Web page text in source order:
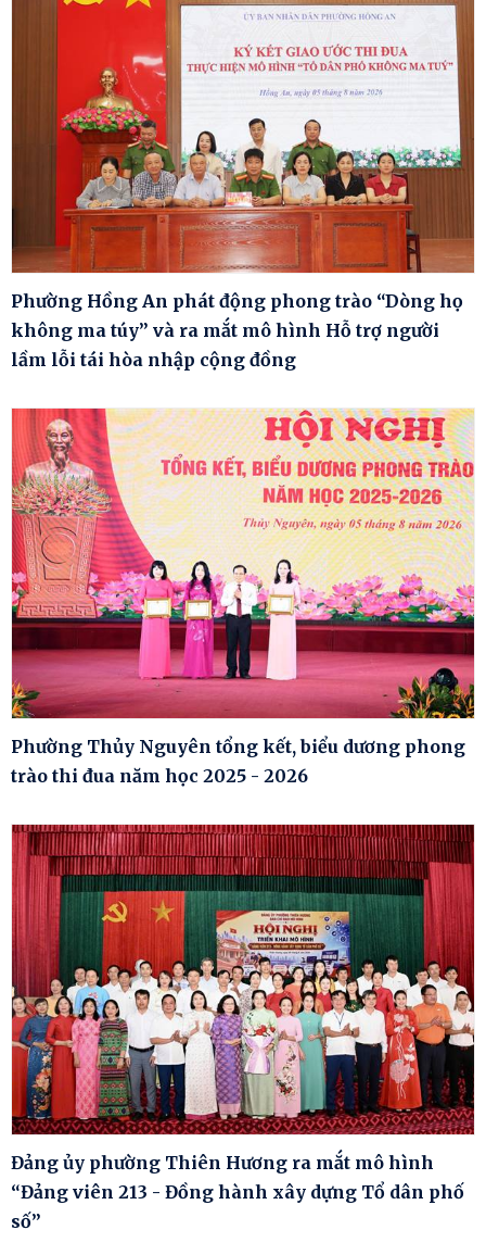
Phường Hồng An phát động phong trào “Dòng họ
không ma túy” và ra mắt mô hình Hỗ trợ người
lầm lỗi tái hòa nhập cộng đồng
Phường Thủy Nguyên tổng kết, biểu dương phong
trào thi đua năm học 2025 - 2026
Đảng ủy phường Thiên Hương ra mắt mô hình
“Đảng viên 213 - Đồng hành xây dựng Tổ dân phố
số”